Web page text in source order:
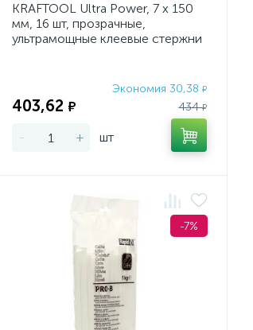
KRAFTOOL Ultra Power, 7 х 150
мм, 16 шт, прозрачные,
ультрамощные клеевые стержни
Экономия 30,38₽
403,62 ₽ 434₽
- + шт
-7%